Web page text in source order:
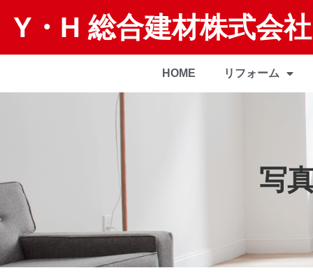
Y・H 総合建材株式会社
HOME リフォーム
写